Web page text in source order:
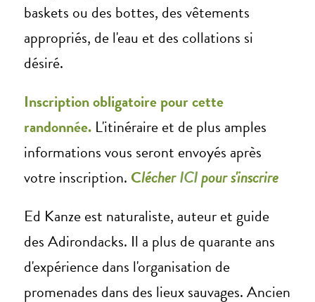
baskets ou des bottes, des vêtements
appropriés, de l'eau et des collations si
désiré.
Inscription obligatoire pour cette
randonnée. L'itinéraire et de plus amples
informations vous seront envoyés après
votre inscription. ClécherICIpour s'inscrire
Ed Kanze est naturaliste, auteur et guide
des Adirondacks. Il a plus de quarante ans
d'expérience dans l'organisation de
promenades dans des lieux sauvages. Ancien